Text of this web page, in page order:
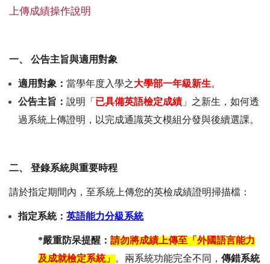
推廣教育外語進修班
學術支援諮商服務
各類申請表單
大學雙語教師專業發展中心(EMI PD CENTER)
常見問題
上傳成績操作說明
一、 公告主旨與適用對象
適用對象：當學年度入學之大學部一年級新生。
公告主旨：說明「 已具備英語檢定成績 」之新生，如何透
過系統上傳證明，以完成通識英文模組分發與後續選課。
二、 登錄系統與重要時程
請於指定期間內，至系統上傳您的英檢成績證明掃描檔：
指定系統：英語能力分級系統
*嚴重防呆提醒： 請勿將成績上傳至「外國語言能力
及成就檢定系統」 。兩系統功能完全不同， 傳錯系統